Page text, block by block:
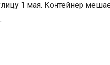
1 мая. Контейнер